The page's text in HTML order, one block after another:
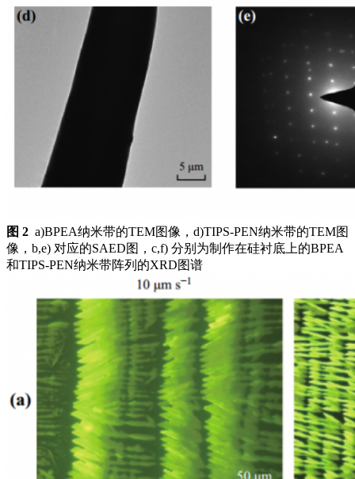
图 2 a)BPEA纳米带的TEM图像，d)TIPS-PEN纳米带的TEM图
像，b,e) 对应的SAED图，c,f) 分别为制作在硅衬底上的BPEA
和TIPS-PEN纳米带阵列的XRD图谱